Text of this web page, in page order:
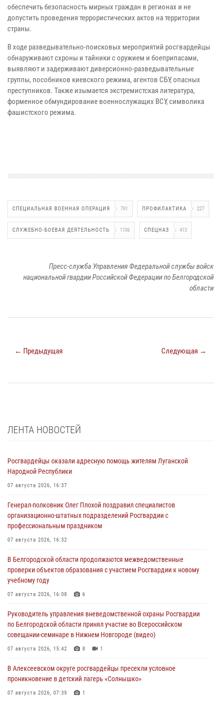
обеспечить безопасность мирных граждан в регионах и не
допустить проведения террористических актов на территории
страны.
В ходе разведывательно-поисковых мероприятий росгвардейцы
обнаруживают схроны и тайники с оружием и боеприпасами,
выявляют и задерживают диверсионно-разведывательные
группы, пособников киевского режима, агентов СБУ, опасных
преступников. Также изымается экстремистская литература,
форменное обмундирование военнослужащих ВСУ, символика
фашистского режима.
СПЕЦИАЛЬНАЯ ВОЕННАЯ ОПЕРАЦИЯ 791 ПРОФИЛАКТИКА 227
СЛУЖЕБНО-БОЕВАЯ ДЕЯТЕЛЬНОСТЬ 1106 СПЕЦНАЗ 413
Пресс-служба Управления Федеральной службы войск
национальной гвардии Российской Федерации по Белгородской
области
← Предыдущая Следующая →
ЛЕНТА НОВОСТЕЙ
Росгвардейцы оказали адресную помощь жителям Луганской
Народной Республики
07 августа 2026, 16:37
Генерал-полковник Олег Плохой поздравил специалистов
организационно-штатных подразделений Росгвардии с
профессиональным праздником
07 августа 2026, 16:32
В Белгородской области продолжаются межведомственные
проверки объектов образования с участием Росгвардии к новому
учебному году
07 августа 2026, 16:08 6
Руководитель управления вневедомственной охраны Росгвардии
по Белгородской области принял участие во Всероссийском
совещании-семинаре в Нижнем Новгороде (видео)
07 августа 2026, 15:42 8 1
В Алексеевском округе росгвардейцы пресекли условное
проникновение в детский лагерь «Солнышко»
07 августа 2026, 07:39 1